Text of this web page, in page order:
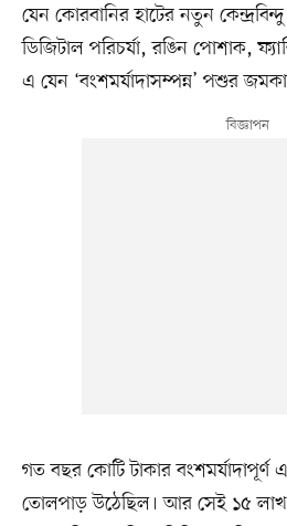
যেন কোরবানির হাটের নতুন
ডিজিটাল পরিচর্যা, রঙিন পোশাক,
এ যেন ‘বংশমর্যাদাসম্পন্ন’ পশুর
গত বছর কোটি টাকার বংশমর্যাদাপূর্ণ
তোলপাড় উঠেছিল। আর সেই ১৫ লাখ